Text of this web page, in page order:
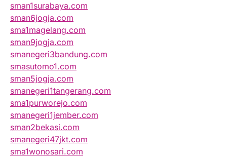
sman1surabaya.com
sman6jogja.com
sma1magelang.com
sman9jogja.com
smanegeri3bandung.com
smasutomo1.com
sman5jogja.com
smanegeri1tangerang.com
sma1purworejo.com
smanegeri1jember.com
sman2bekasi.com
smanegeri47jkt.com
sma1wonosari.com